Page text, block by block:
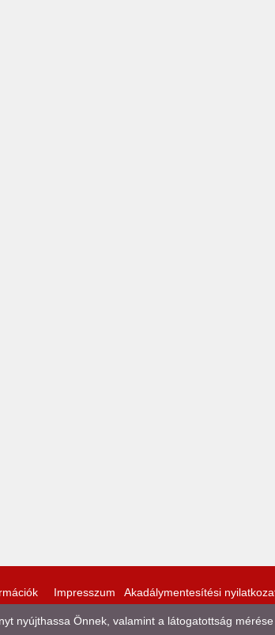
Impresszum Akadálymentesítési
nyújthassa Önnek, valamint a látogatottság mérése